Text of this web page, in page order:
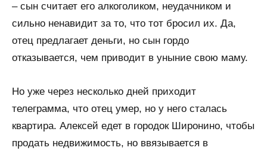
– сын считает его алкоголиком, неудачником и
сильно ненавидит за то, что тот бросил их. Да,
отец предлагает деньги, но сын гордо
отказывается, чем приводит в уныние свою маму.
Но уже через несколько дней приходит
телеграмма, что отец умер, но у него сталась
квартира. Алексей едет в городок Широнино, чтобы
продать недвижимость, но ввязывается в